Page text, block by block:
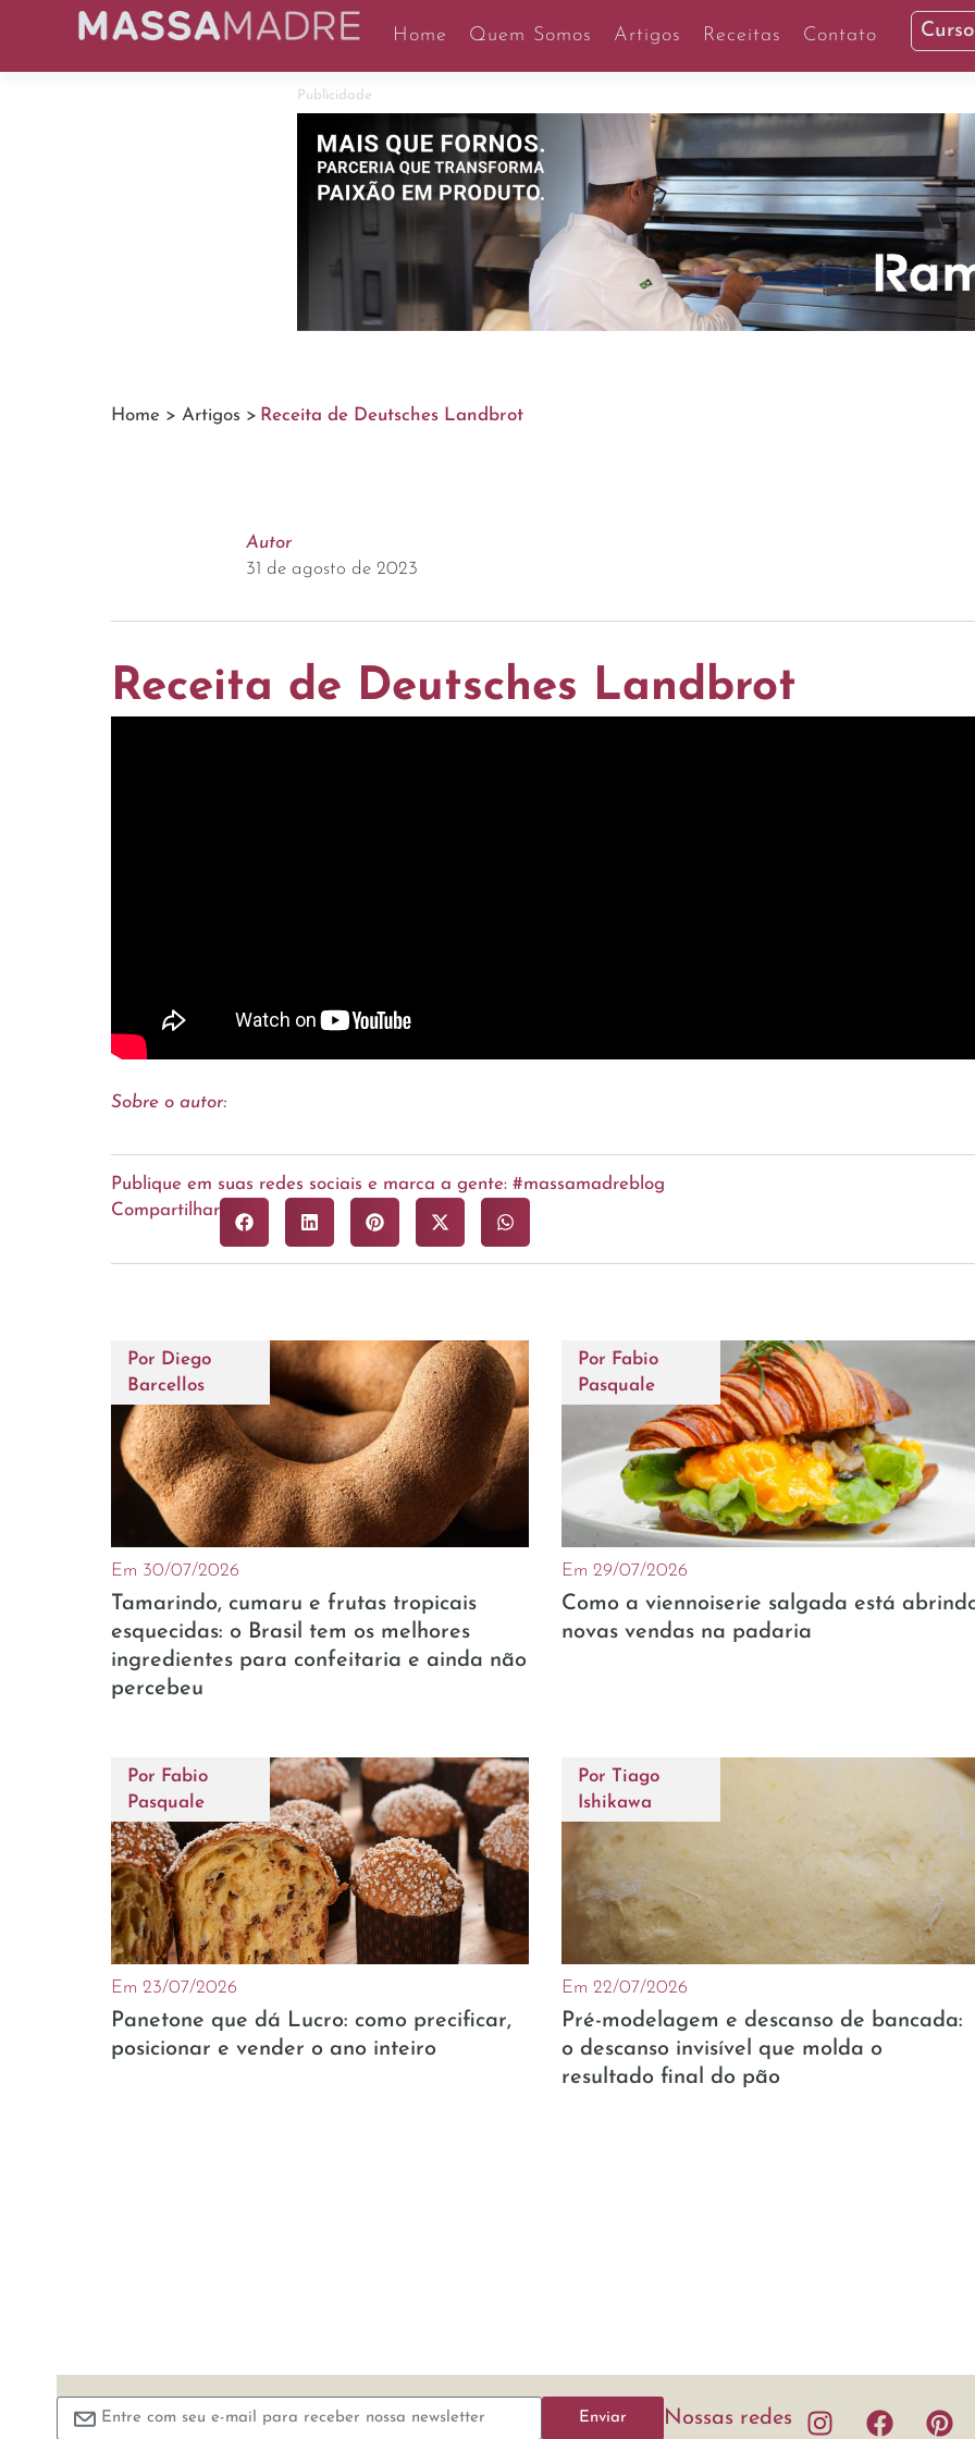
Home Quem Somos Artigos Receitas Contato
Publicidade
Home > Artigos > Receita de Deutsches Landbrot
Autor
31 de agosto de 2023
Receita de Deutsches Landbrot
Sobre o autor:
Publique em suas redes sociais e marca a gente: #massamadreblog
Compartilhar
Por Diego
Barcellos
Em 30/07/2026
Tamarindo, cumaru e frutas tropicais
esquecidas: o Brasil tem os melhores
ingredientes para confeitaria e ainda não
percebeu
Por Fabio
Pasquale
Em 29/07/2026
Como a viennoiserie salgada está
novas vendas na padaria
Por Fabio
Pasquale
Em 23/07/2026
Panetone que dá Lucro: como precificar,
posicionar e vender o ano inteiro
Por Tiago
Ishikawa
Em 22/07/2026
Pré-modelagem e descanso de bancada:
o descanso invisível que molda o
resultado final do pão
Enviar Nossas redes